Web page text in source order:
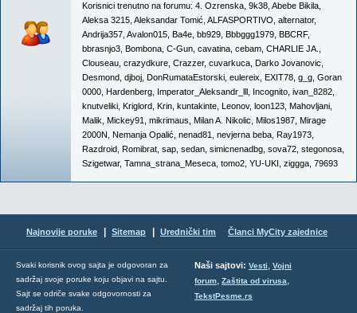
Korisnici trenutno na forumu: 4. Ozrenska 9k38 Abebe Bikila
Aleksa 3215 Aleksandar Tomić ALFASPORTIVO alternator,
Andrija357 Avalon015 Ba4e bb929 Bbbggg1979 BBCRF,
bbrasnjo3 Bombona C-Gun cavatina cebam CHARLIE JA.
Clouseau crazydkure Crazzer, cuvarkuca Darko Jovanovic
Desmond djboj DonRumataEstorski eulereix EXIT78 g_g Goran
0000 Hardenberg Imperator_Aleksandr_lll Incognito ivan_8282
knutveliki Kriglord Krin kuntakinte Leonov, loon123 Mahovljani
Malik Mickey91 mikrimaus Milan A. Nikolic Milos1987 Mirage
2000N Nemanja Opalić nenad81 nevjerna beba Ray1973
Razdroid Romibrat sap sedan simicnenadbg sova72 stegonosa
Szigetwar, Tamna_strana_Meseca tomo2 YU-UKI ziggga 79693
Najnovije poruke Sitemap Urednički tim Članci MyCity zajednice
Svaki korisnik ovog sajta je odgovoran za
sadržaj svoje poruke koju objavi na sajtu.
Sajt se odriče svake odgovornosti za
sadržaj tih poruka.
Naši sajtovi: Vesti, Vojni
forum, Zaštita od virusa,
TekstPesme.rs